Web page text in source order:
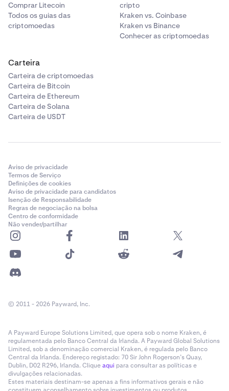
Comprar Litecoin
Todos os guias das
criptomoedas
cripto
Kraken vs. Coinbase
Kraken vs Binance
Conhecer as criptomoedas
Carteira
Carteira de criptomoedas
Carteira de Bitcoin
Carteira de Ethereum
Carteira de Solana
Carteira de USDT
Aviso de privacidade
Termos de Serviço
Definições de cookies
Aviso de privacidade para candidatos
Isenção de Responsabilidade
Regras de negociação na bolsa
Centro de conformidade
Não vender/partilhar
© 2011 - 2026 Payward, Inc.
A Payward Europe Solutions Limited, que opera sob o nome Kraken, é
regulamentada pelo Banco Central da Irlanda. A Payward Global Solutions
Limited, sob a denominação comercial Kraken, é regulada pelo Banco
Central da Irlanda. Endereço registado: 70 Sir John Rogerson’s Quay,
Dublin, D02 R296, Irlanda. Cliqueaqui para consultar as políticas e
divulgações relacionadas.
Estes materiais destinam-se apenas a fins informativos gerais e não